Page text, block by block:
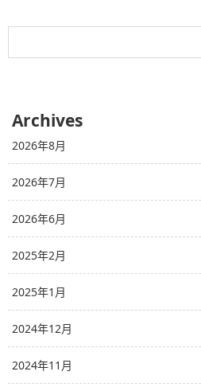
Archives
2026年8月
2026年7月
2026年6月
2025年2月
2025年1月
2024年12月
2024年11月